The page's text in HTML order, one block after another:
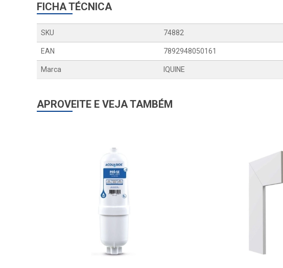
FICHA TÉCNICA
SKU 74882
EAN 7892948050161
Marca IQUINE
APROVEITE E VEJA TAMBÉM